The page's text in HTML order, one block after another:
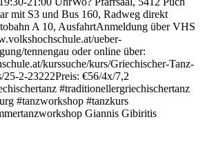
mit S3 und Bus 160, Radweg direkt
A 10, AusfahrtAnmeldung über VHS
ueber-
tennengau oder online über:
kurssuche/kurs/Griechischer-Tanz-
2-23222Preis: €56/4x/7,2
#traditionellergriechischertanz
#tanzworkshop #tanzkurs
Giannis Gibiritis